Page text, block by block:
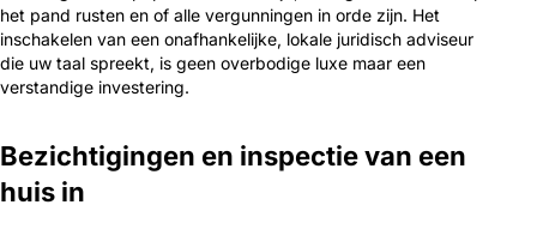
het pand rusten en of alle vergunningen in orde zijn. Het
inschakelen van een onafhankelijke, lokale juridisch adviseur
die uw taal spreekt, is geen overbodige luxe maar een
verstandige investering.
Bezichtigingen en inspectie van een
huis in